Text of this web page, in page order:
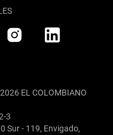
EL COLOMBIANO
3
Sur - 119, Envigado,